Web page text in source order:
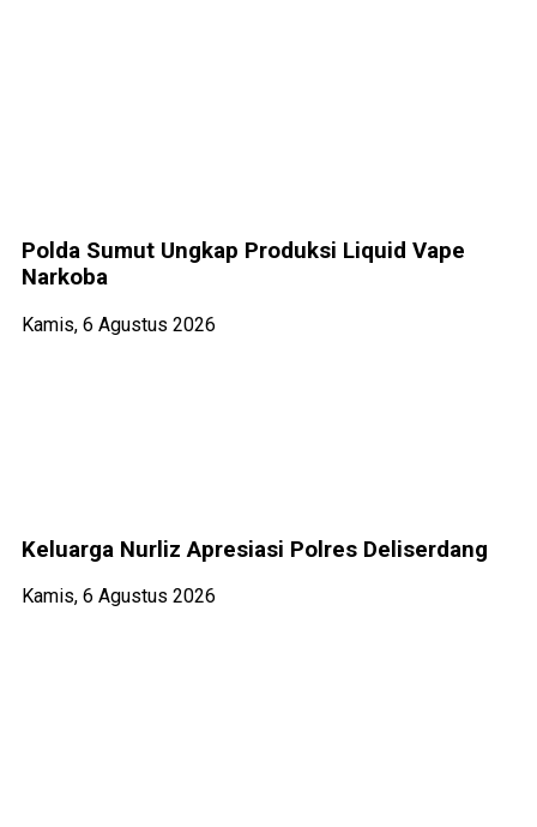
Polda Sumut Ungkap Produksi Liquid Vape
Narkoba
Kamis, 6 Agustus 2026
Keluarga Nurliz Apresiasi Polres Deliserdang
Kamis, 6 Agustus 2026